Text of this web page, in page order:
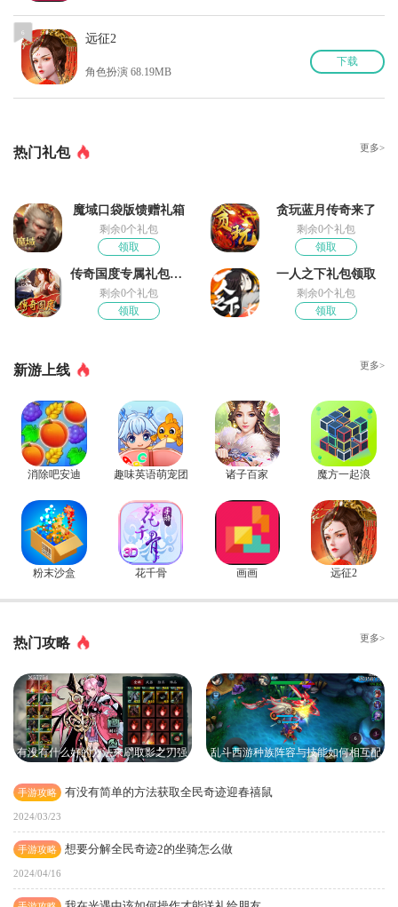
6 远征2
角色扮演 68.19MB
下载
热门礼包 更多>
魔域口袋版馈赠礼箱
剩余0个礼包
领取
贪玩蓝月传奇来了
剩余0个礼包
领取
传奇国度专属礼包领取
剩余0个礼包
领取
一人之下礼包领取
剩余0个礼包
领取
新游上线 更多>
消除吧安迪 趣味英语萌宠团 诸子百家 魔方一起浪
粉末沙盒 花千骨 画画 远征2
热门攻略 更多>
有没有什么好的方法来刷取影之刃强
乱斗西游种族阵容与技能如何相互配
手游攻略 有没有简单的方法获取全民奇迹迎春禧鼠
2024/03/23
手游攻略 想要分解全民奇迹2的坐骑怎么做
2024/04/16